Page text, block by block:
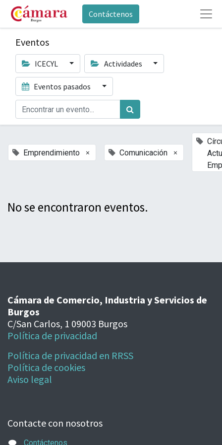
Contáctenos
Eventos
ICECYL Actividades
Eventos pasados
Emprendimiento × Comunicación ×
No se encontraron eventos.
Cámara de Comercio, Industria y Servicios de
Burgos
C/San Carlos, 1 09003 Burgos
Política de privacidad
Política de privacidad en RRSS
Política de cookies
Aviso legal
Contacte con nosotros
Contáctenos